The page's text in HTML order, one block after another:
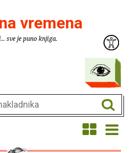
vremena
sve je puno knjiga.